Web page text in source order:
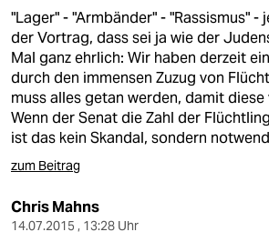
"Lager" - "Armbänder" - "Rassismus" -
der Vortrag, dass sei ja wie der
Mal ganz ehrlich: Wir haben derzeit
durch den immensen Zuzug von
muss alles getan werden, damit
Wenn der Senat die Zahl der
ist das kein Skandal, sondern
zum Beitrag
Chris Mahns
14.07.2015 , 13:28 Uhr